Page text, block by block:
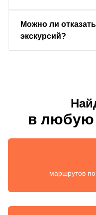
Можно ли
экскурсий?
в любую
маршрутов